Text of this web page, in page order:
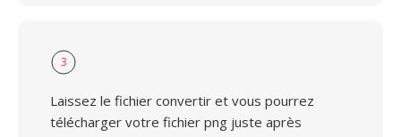
3
Laissez le fichier convertir et vous pourrez
télécharger votre fichier png juste après